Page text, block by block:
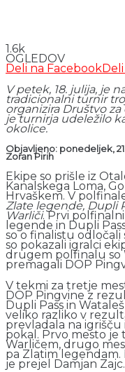
1.6k
OGLEDOV
Deli na Facebook
V petek, 18. julija, je
tradicionalni turnir
organizira Društvo
je turnirja udeležilo
okolice.
Objavljeno: ponedeljek,
Zoran Pirih
Ekipe so prišle iz
Kanalskega Loma,
Hrvaškem. V
Zlate legende, Dupli
Warliči. Prvi
legende in Dupli
so o finalistu odločali
so pokazali igralci
drugem polfinalu so
premagali DOP
V tekmi za tretje
DOP Pingvine z
Dupli Pass in
veliko razliko v
prevladala na igrišču
pokal. Prvo mesto je
Warličem, drugo
pa Zlatim legendam.
je prejel Damjan Zajc.